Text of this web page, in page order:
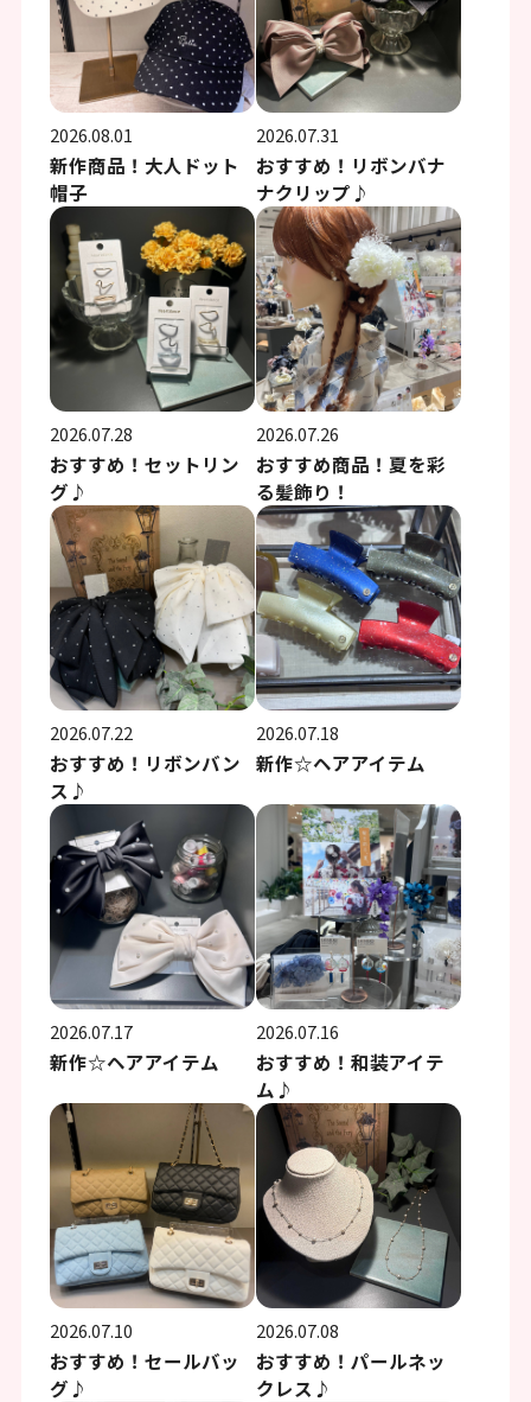
2026.08.01
新作商品！大人ドット
帽子
2026.07.31
おすすめ！リボンバナ
ナクリップ♪
2026.07.28
おすすめ！セットリン
グ♪
2026.07.26
おすすめ商品！夏を彩
る髪飾り！
2026.07.22
おすすめ！リボンバン
ス♪
2026.07.18
新作☆ヘアアイテム
2026.07.17
新作☆ヘアアイテム
2026.07.16
おすすめ！和装アイテ
ム♪
2026.07.10
おすすめ！セールバッ
グ♪
2026.07.08
おすすめ！パールネッ
クレス♪